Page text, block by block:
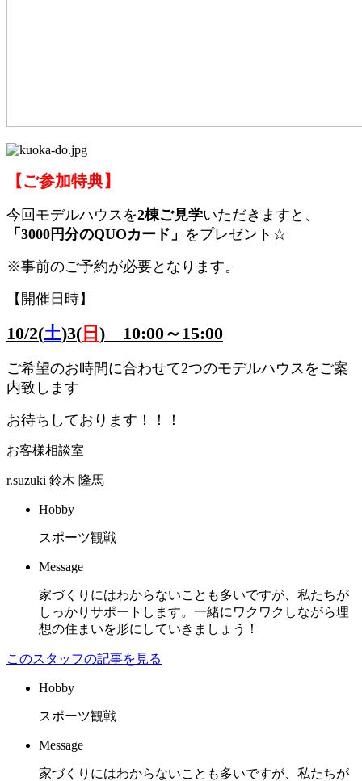
【ご参加特典】
今回モデルハウスを2棟ご見学いただきますと、
「3000円分のQUOカード」 をプレゼント☆
※事前のご予約が必要となります。
【開催日時】
10/2(土)3( 日 ) 10:00～15:00
ご希望のお時間に合わせて2つのモデルハウスをご案
内致します
お待ちしております！！！
お客様相談室
r.suzuki 鈴木 隆馬
Hobby
スポーツ観戦
Message
家づくりにはわからないことも多いですが、私たちが
しっかりサポートします。一緒にワクワクしながら理
想の住まいを形にしていきましょう！
このスタッフの記事を見る
Hobby
スポーツ観戦
Message
家づくりにはわからないことも多いですが、私たちが